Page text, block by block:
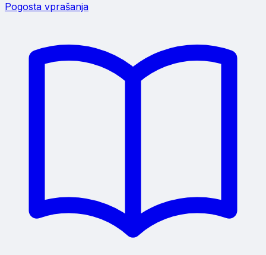
Pogosta vprašanja